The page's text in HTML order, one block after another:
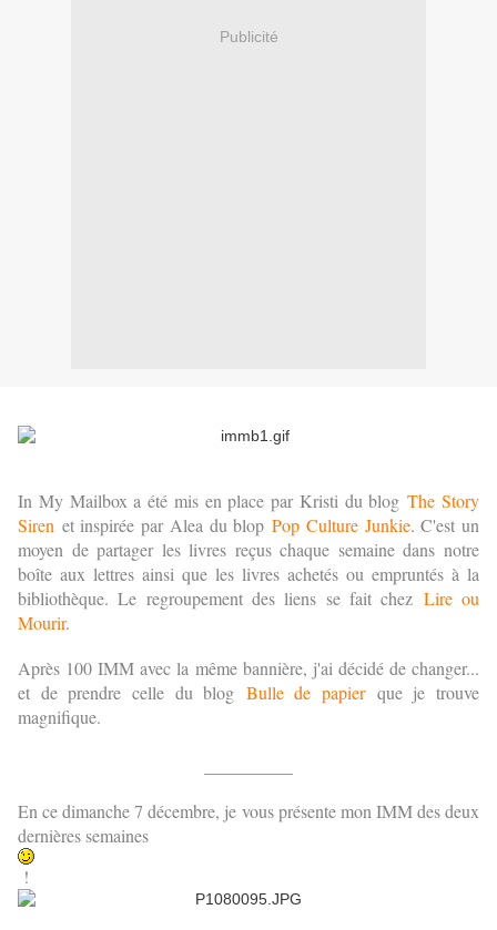
Publicité
In My Mailbox a été mis en place par Kristi du blogThe Story
Siren et inspirée par Alea du blopPop Culture Junkie. C'est un
moyen de partager les livres reçus chaque semaine dans notre
boîte aux lettres ainsi que les livres achetés ou empruntés à la
bibliothèque. Le regroupement des liens se fait chez Lire ou
Mourir.
Après 100 IMM avec la même bannière, j'ai décidé de changer...
et de prendre celle du blog Bulle de papierque je trouve
magnifique.
En ce dimanche 7 décembre, je vous présente mon IMM des deux
dernières semaines
!